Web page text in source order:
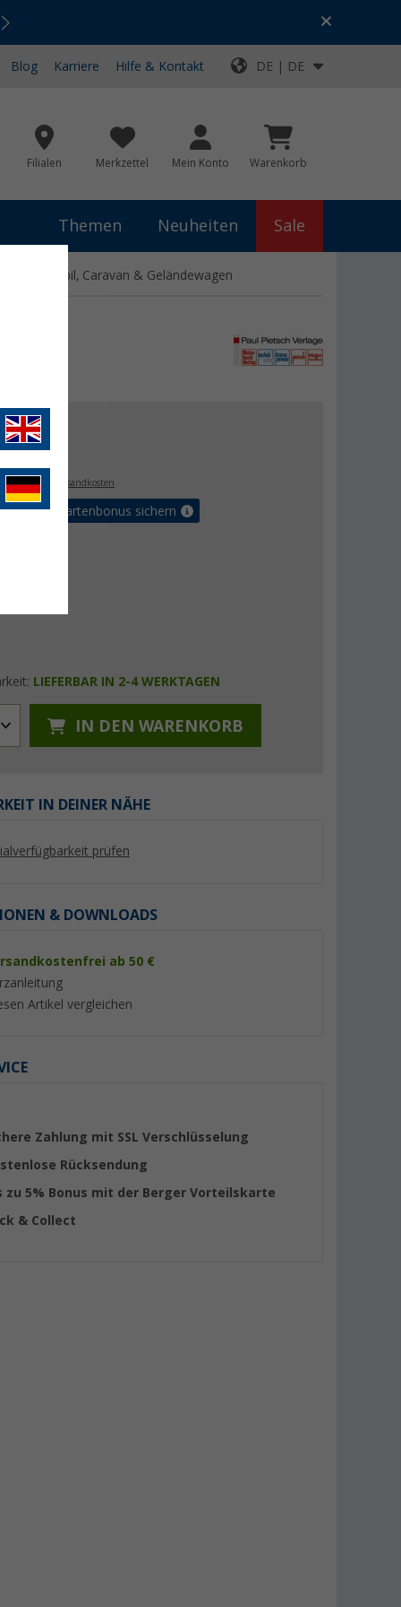
Top-Deals für dein Abenteuer!
Blog Karriere Hilfe & Kontakt DE | DE
Filialen Merkzettel Mein Konto Warenkorb
Themen Neuheiten Sale
Wohnmobil, Caravan & Geländewagen
€
€
zzgl. Versandkosten
Vorteilskartenbonus sichern
LIEFERBAR IN 2-4 WERKTAGEN
IN DEN WARENKORB
IN DEINER NÄHE
prüfen
& DOWNLOADS
ab 50 €
Artikel vergleichen
Zahlung mit SSL Verschlüsselung
Rücksendung
zu 5% Bonus mit der Berger Vorteilskarte
& Collect
Deutsch
11,- €